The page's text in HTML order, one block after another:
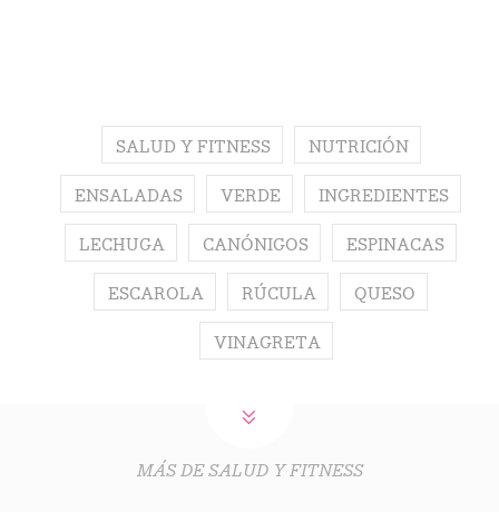
SALUD Y FITNESS NUTRICIÓN
ENSALADAS VERDE INGREDIENTES
LECHUGA CANÓNIGOS ESPINACAS
ESCAROLA RÚCULA QUESO
VINAGRETA
MÁS DE SALUD Y FITNESS